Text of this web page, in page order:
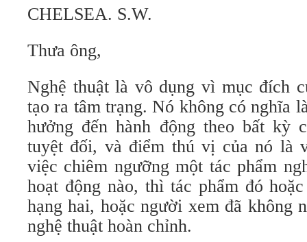
CHELSEA. S.W.
Thưa ông,
Nghệ thuật là vô dụng vì mục đích
tạo ra tâm trạng. Nó không có nghĩa
hưởng đến hành động theo bất kỳ
tuyệt đối, và điểm thú vị của nó là
việc chiêm ngưỡng một tác phẩm
hoạt động nào, thì tác phẩm đó
hạng hai, hoặc người xem đã không
nghệ thuật hoàn chỉnh.